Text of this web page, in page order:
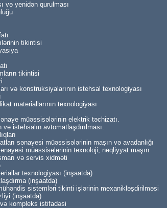
və yenidən qurulması
tikintisi
tikintisi
və konstruksiyalarının istehsal texnologiyası
materiallarının texnologiyası
müəssisələrinin elektrik təchizatı.
istehsalın avtomatlaşdırılması.
sənayesi müəssisələrinin maşın və avadanlığı
müəssisələrinin texnoloji, nəqliyyat maşın
və servis xidməti
texnologiyası (inşaatda)
(inşaatda)
sistemləri tikinti işlərinin mexanikləşdirilməsi
(inşaatda)
kompleks istifadəsi